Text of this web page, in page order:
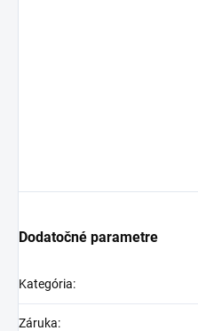
Dodatočné parametre
Kategória:
Záruka: